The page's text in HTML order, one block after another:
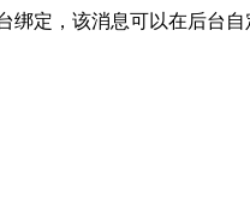
绑定，该消息可以在后台自